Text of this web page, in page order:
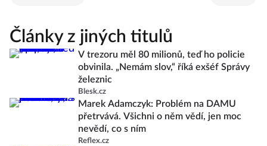
Články z jiných titulů
V trezoru měl 80 milionů, teď ho policie
obvinila. „Nemám slov,“ říká exšéf Správy
železnic
Blesk.cz
Marek Adamczyk: Problém na DAMU
přetrvává. Všichni o něm vědí, jen moc
nevědí, co s ním
Reflex.cz